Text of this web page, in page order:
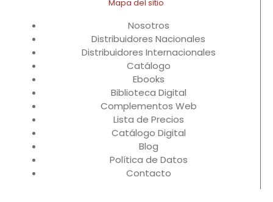
Mapa del sitio
Nosotros
Distribuidores Nacionales
Distribuidores Internacionales
Catálogo
Ebooks
Biblioteca Digital
Complementos Web
Lista de Precios
Catálogo Digital
Blog
Política de Datos
Contacto